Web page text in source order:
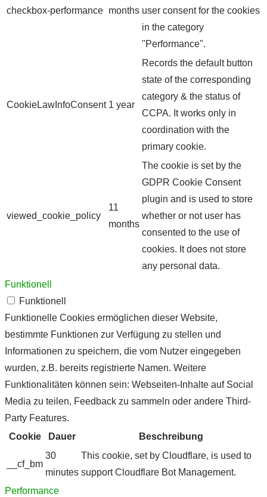
checkbox-performance months user consent for the cookies
in the category
"Performance".
CookieLawInfoConsent 1 year
Records the default button
state of the corresponding
category & the status of
CCPA. It works only in
coordination with the
primary cookie.
viewed_cookie_policy
11
months
The cookie is set by the
GDPR Cookie Consent
plugin and is used to store
whether or not user has
consented to the use of
cookies. It does not store
any personal data.
Funktionell
Funktionell
Funktionelle Cookies ermöglichen dieser Website,
bestimmte Funktionen zur Verfügung zu stellen und
Informationen zu speichern, die vom Nutzer eingegeben
wurden, z.B. bereits registrierte Namen. Weitere
Funktionalitäten können sein: Webseiten-Inhalte auf Social
Media zu teilen, Feedback zu sammeln oder andere Third-
Party Features.
Cookie
Dauer Beschreibung
__cf_bm
30
minutes
This cookie, set by Cloudflare, is used to
support Cloudflare Bot Management.
Performance